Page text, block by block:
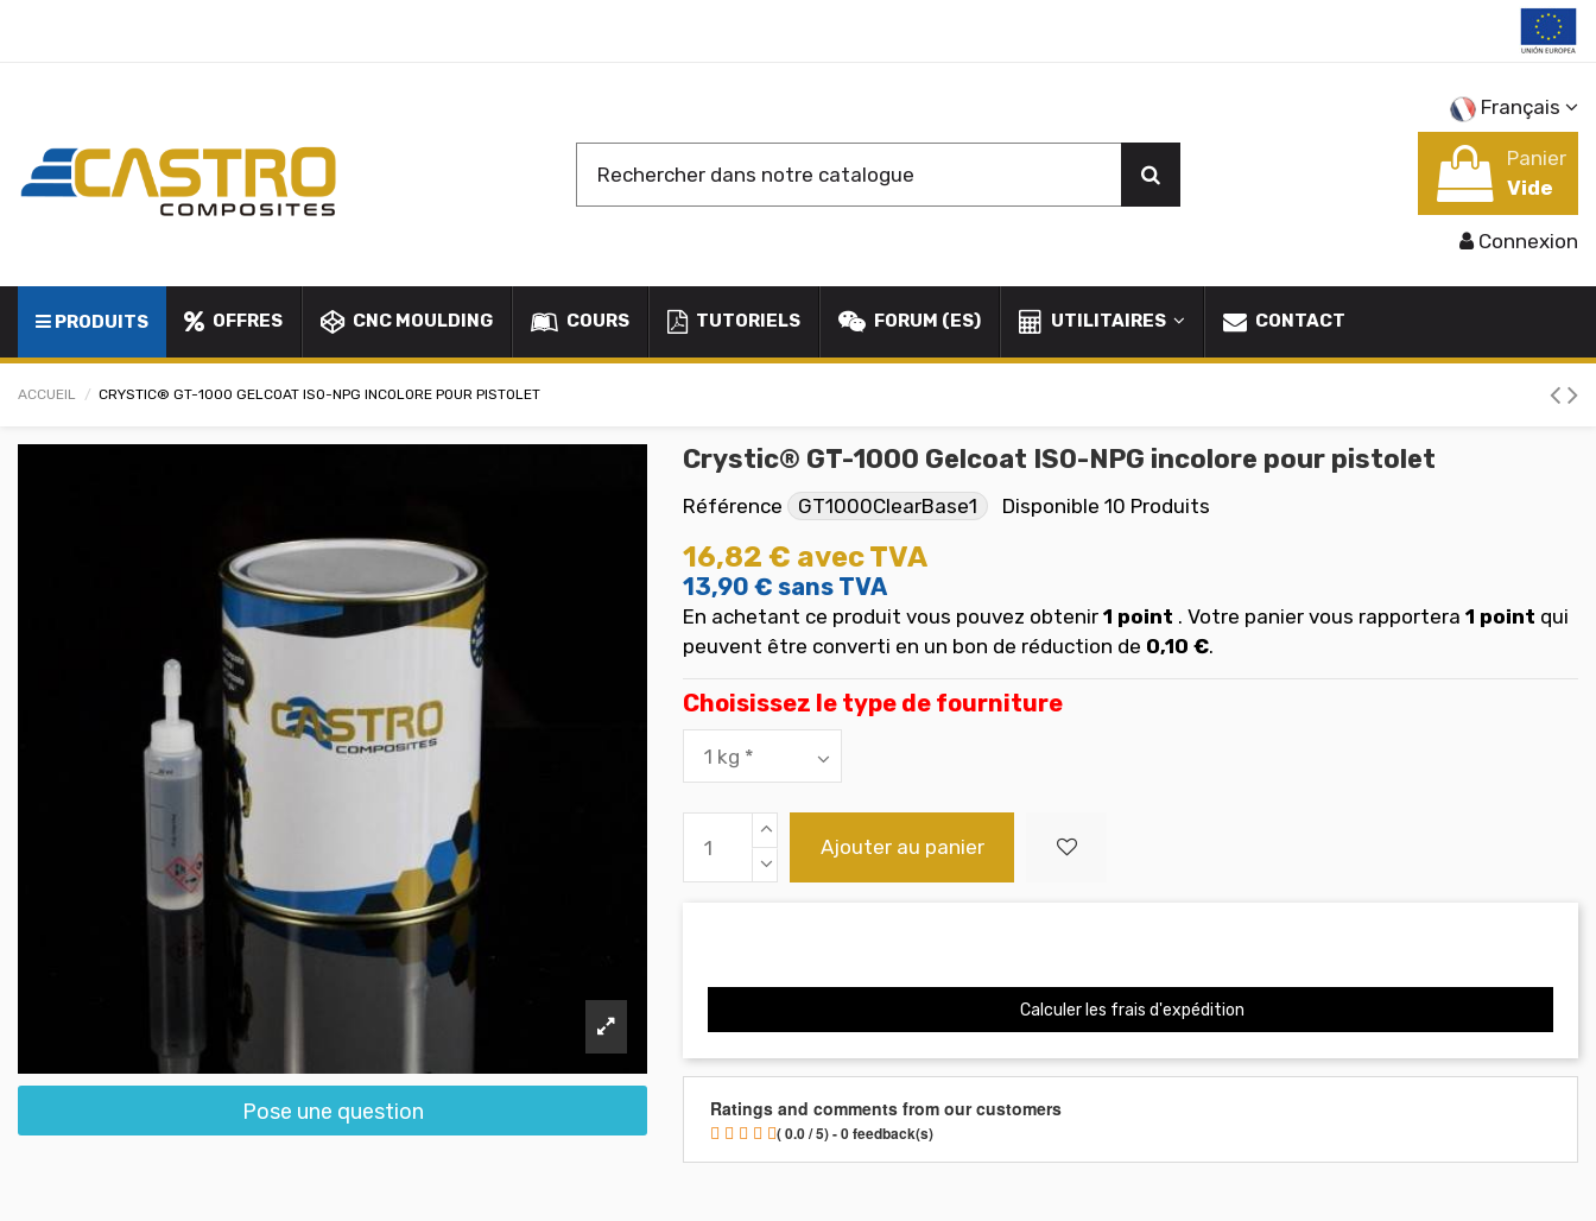
Français
Panier
Vide
Connexion
PRODUITS OFFRES CNC MOULDING COURS TUTORIELS FORUM (ES) UTILITAIRES CONTACT
ACCUEIL CRYSTIC® GT-1000 GELCOAT ISO-NPG INCOLORE POUR PISTOLET
Pose une question
Crystic® GT-1000 Gelcoat ISO-NPG incolore pour pistolet
Référence GT1000ClearBase1 Disponible 10 Produits
16,82 € avec TVA
13,90 € sans TVA
En achetant ce produit vous pouvez obtenir 1 point . Votre panier vous rapportera 1 point qui
peuvent être converti en un bon de réduction de 0,10 €.
Choisissez le type de fourniture
Ajouter au panier
Calculer les frais d'expédition
Ratings and comments from our customers
( 0.0 / 5) - 0 feedback(s)